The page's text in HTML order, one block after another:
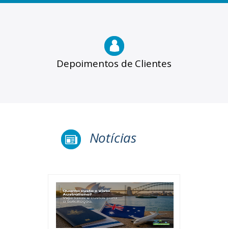
Depoimentos de Clientes
Notícias